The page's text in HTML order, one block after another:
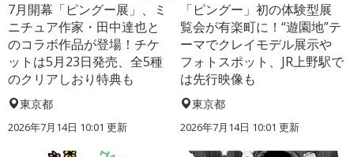
7月開幕「ピングー展」、ミ
ニチュア作家・田中達也と
のコラボ作品が登場！チケ
ットは5月23日発売、全5種
のクリアしおり特典も
東京都
2026年7月14日 10:01 更新
「ピングー」初の体験型展
覧会が有楽町に！“遊園地”テ
ーマでクレイモデル展示や
フォトスポット、JR上野駅で
は先行映像も
東京都
2026年7月14日 10:01 更新